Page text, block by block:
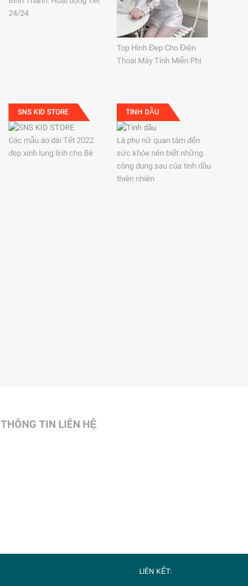
24/24
Top Hình Đẹp Cho Điện
Thoại Máy Tính Miễn Phí
SNS KID STORE
Các mẫu áo dài Tết 2022
đẹp xinh lung linh cho Bé
TINH DẦU
Là phụ nữ quan tâm đến
sức khỏe nên biết những
công dụng sau của tinh dầu
thiên nhiên
THÔNG TIN LIÊN HỆ
LIÊN KẾT: